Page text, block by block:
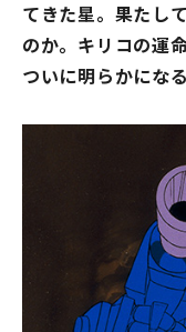
てきた星。果たし
のか。キリコの運
ついに明らかになる